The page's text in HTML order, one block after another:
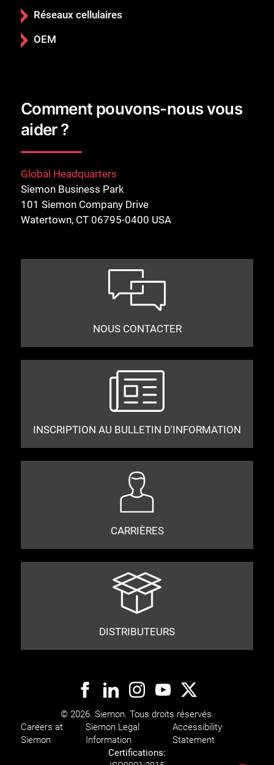
Réseaux cellulaires
OEM
Comment pouvons-nous vous
aider ?
Global Headquarters
Siemon Business Park
101 Siemon Company Drive
Watertown, CT 06795-0400 USA
NOUS CONTACTER
INSCRIPTION AU BULLETIN D'INFORMATION
CARRIÈRES
DISTRIBUTEURS
© 2026. Siemon. Tous droits réservés.
Careers at
Siemon
Siemon Legal
Information
Accessibility
Statement
Certifications: